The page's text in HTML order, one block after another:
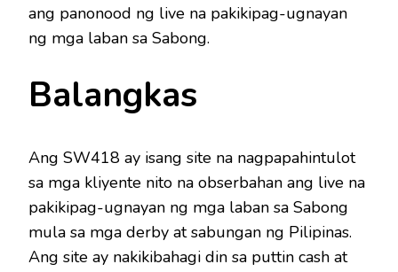
ang panonood ng live na pakikipag-ugnayan
ng mga laban sa Sabong.
Balangkas
Ang SW418 ay isang site na nagpapahintulot
sa mga kliyente nito na obserbahan ang live na
pakikipag-ugnayan ng mga laban sa Sabong
mula sa mga derby at sabungan ng Pilipinas.
Ang site ay nakikibahagi din sa puttin cash at